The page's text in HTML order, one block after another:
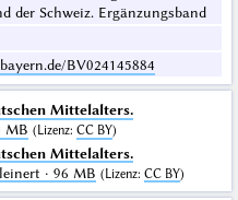
der Schweiz. Ergänzungsband
BV024145884
Mittelalters.
MB (Lizenz: CC BY)
Mittelalters.
· 96 MB (Lizenz: CC BY)